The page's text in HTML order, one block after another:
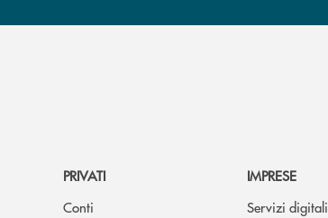
PRIVATI
Conti
IMPRESE
Servizi digitali